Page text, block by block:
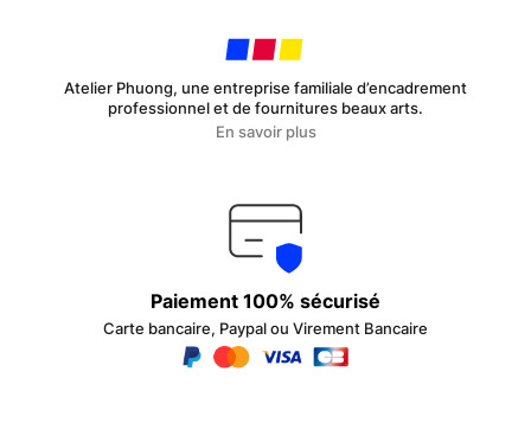
Atelier Phuong, une entreprise familiale d’encadrement
professionnel et de fournitures beaux arts.
En savoir plus
Paiement 100% sécurisé
Carte bancaire, Paypal ou Virement Bancaire